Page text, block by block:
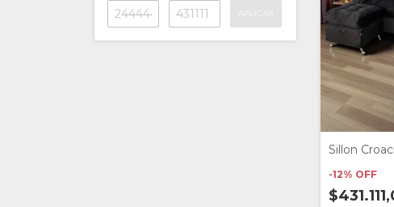
Sillon
-12% OFF